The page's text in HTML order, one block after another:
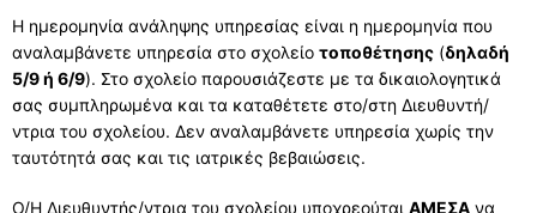
Η ημερομηνία ανάληψης υπηρεσίας είναι η ημερομηνία που
αναλαμβάνετε υπηρεσία στο σχολείο τοποθέτησης (δηλαδή
5/9 ή 6/9). Στο σχολείο παρουσιάζεστε με τα δικαιολογητικά
σας συμπληρωμένα και τα καταθέτετε στο/στη Διευθυντή/
ντρια του σχολείου. Δεν αναλαμβάνετε υπηρεσία χωρίς την
ταυτότητά σας και τις ιατρικές βεβαιώσεις.
Ο/Η Διευθυντής/ντρια του σχολείου υποχρεούται AMΕΣΑ να